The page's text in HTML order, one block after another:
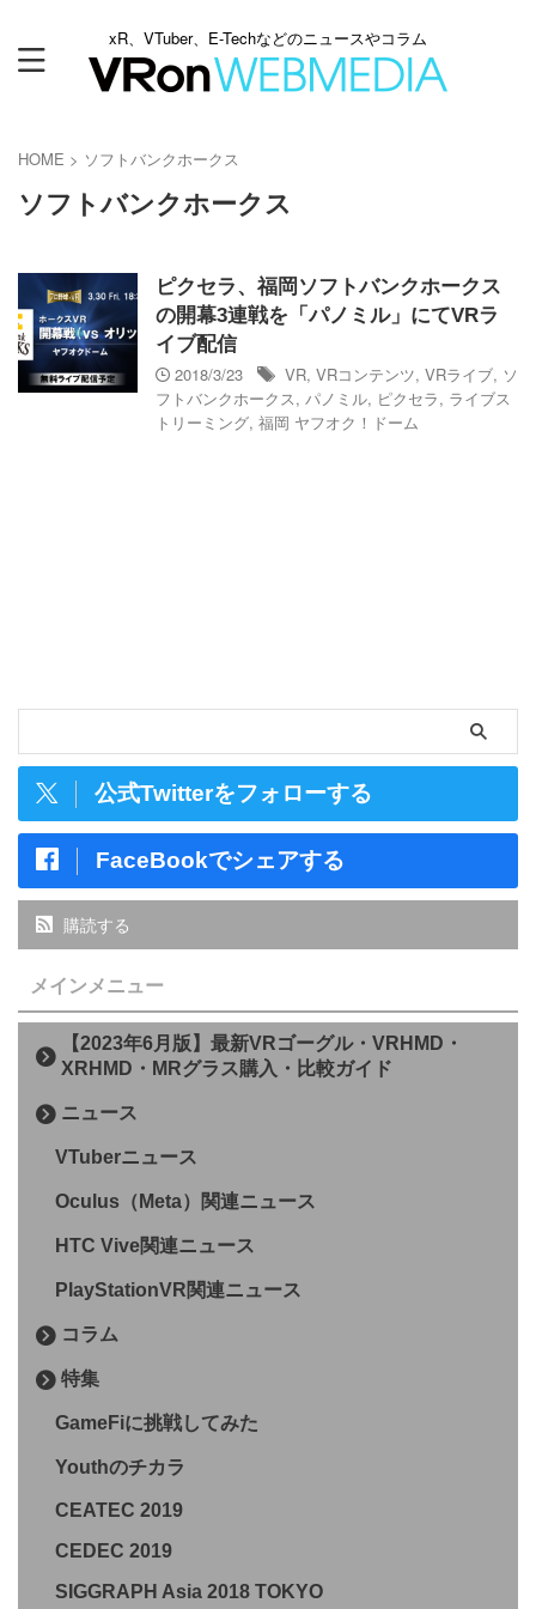
xR、VTuber、E-Techなどのニュースやコラム
HOME > ソフトバンクホークス
ソフトバンクホークス
ピクセラ、福岡ソフトバンクホークス
の開幕3連戦を「パノミル」にてVRラ
イブ配信
2018/3/23
VR, VRコンテンツ, VRライブ, ソ
フトバンクホークス, パノミル, ピクセラ, ライブス
トリーミング, 福岡 ヤフオク！ドーム
公式Twitterをフォローする
FaceBookでシェアする
購読する
メインメニュー
【2023年6月版】最新VRゴーグル・VRHMD・
XRHMD・MRグラス購入・比較ガイド
ニュース
VTuberニュース
Oculus（Meta）関連ニュース
HTC Vive関連ニュース
PlayStationVR関連ニュース
コラム
特集
GameFiに挑戦してみた
Youthのチカラ
CEATEC 2019
CEDEC 2019
SIGGRAPH Asia 2018 TOKYO